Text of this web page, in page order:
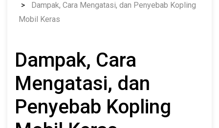
Dampak, Cara Mengatasi, dan Penyebab Kopling
Mobil Keras
Dampak, Cara
Mengatasi, dan
Penyebab Kopling